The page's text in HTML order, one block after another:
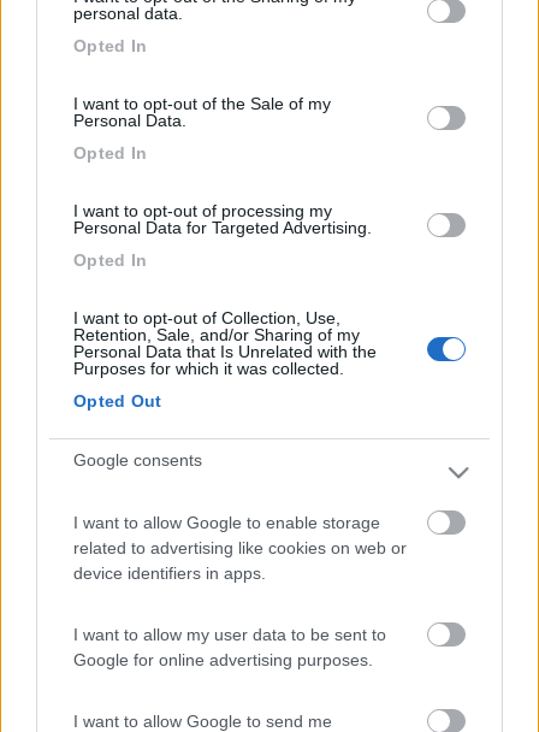
not limited to your visit or usage behaviour. You may click to
use your data for below specified purposes in below Google
personal data.
Opted In
I want to opt-out of the Sale of my
Personal Data.
Opted In
I want to opt-out of processing my
Personal Data for Targeted Advertising.
Opted In
I want to opt-out of Collection, Use,
Retention, Sale, and/or Sharing of my
Personal Data that Is Unrelated with the
Purposes for which it was collected.
Opted Out
Google consents
I want to allow Google to enable storage
related to advertising like cookies on web or
device identifiers in apps.
I want to allow my user data to be sent to
Google for online advertising purposes.
I want to allow Google to send me
un westfalia con tetto sollevabile (e senza un vero bagno) che
non mi risulta interdetto alle aree di sosta. I servizi glieli assicuro
Lady Oscar (...
Inserito il25/06/2017 alle:19:25:16
Solitamente no, anche se non ho dati aggiornati, l'ultima
camper, ma ci chiesero di andare via la mattina presto, credo
che per molte aree sia un problema di permessi, sicuramente
più facile orientarsi sui campeggi.
Romina
...Nell''attesa di un futuro migliore se ne va la vita intera. Di
fatto, non c''è tempo per l''attesa. Prermettettemi di avere qui e